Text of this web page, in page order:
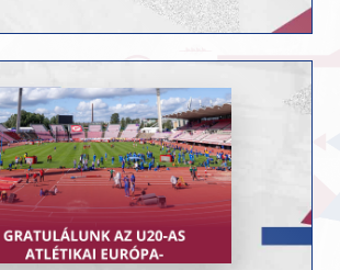
legnagyobb színpad az olimpián kívül” –
a felkészülés közben.
és a magabiztos versenyzésre
edzésen a maximumot adva. Külön
számára, hogy Tokió történelmi
1991-ben rendeztek itt
és most ő is a legendák
léphet.„Győrből rengeteg támogatást
felejtek el” – mondja, hozzátéve,
célja a saját egyéni csúcsának
és a lehető legjobb helyezés